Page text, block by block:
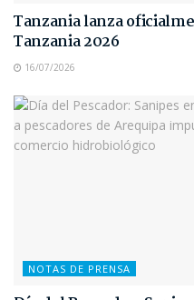
Tanzania lanza
Tanzania 2026
16/07/2026
NOTAS DE PRENSA